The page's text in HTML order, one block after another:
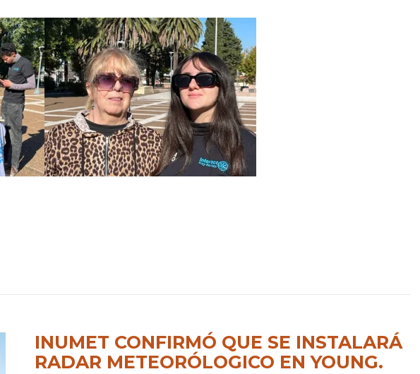
INUMET CONFIRMÓ QUE SE INSTALARÁ
RADAR METEORÓLOGICO EN YOUNG.